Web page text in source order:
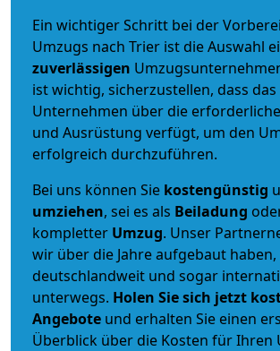
Ein wichtiger Schritt bei der
Umzugs nach Trier ist die Auswahl
zuverlässigen
ist wichtig, sicherzustellen, dass das
Unternehmen über die
und Ausrüstung verfügt, um den
erfolgreich durchzuführen.
Bei uns können Sie kostengünstig
umziehen, sei es als Beiladung
kompletter Umzug. Unser
wir über die Jahre aufgebaut
deutschlandweit und sogar
unterwegs. Holen Sie sich jetzt
Angebote und erhalten Sie einen
Überblick über die Kosten für Ihren